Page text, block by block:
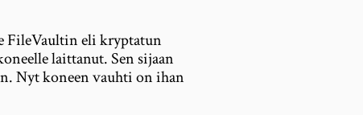
FileVaultin eli kryptatun
laittanut. Sen sijaan
Nyt koneen vauhti on ihan